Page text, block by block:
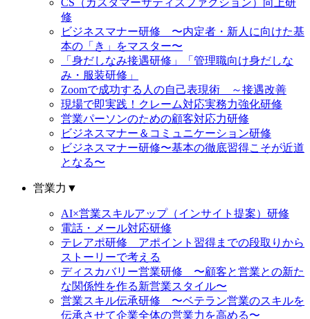
修
ビジネスマナー研修 〜内定者・新人に向けた基
本の「き」をマスター〜
「身だしなみ接遇研修」「管理職向け身だしな
み・服装研修」
Zoomで成功する人の自己表現術 ～接遇改善
現場で即実践！クレーム対応実務力強化研修
営業パーソンのための顧客対応力研修
ビジネスマナー＆コミュニケーション研修
ビジネスマナー研修〜基本の徹底習得こそが近道
となる〜
営業力 ▼
AI×営業スキルアップ（インサイト提案）研修
電話・メール対応研修
テレアポ研修 アポイント習得までの段取りから
ストーリーで考える
ディスカバリー営業研修 〜顧客と営業との新た
な関係性を作る新営業スタイル〜
営業スキル伝承研修 〜ベテラン営業のスキルを
伝承させて企業全体の営業力を高める〜